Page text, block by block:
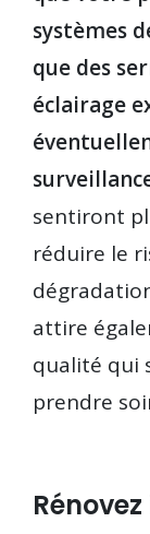
systèmes
que des
éclairage
sentiront
réduire le
attire
qualité qui
prendre